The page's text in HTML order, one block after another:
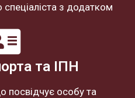
з додатком
та ІПН
посвідчує особу та